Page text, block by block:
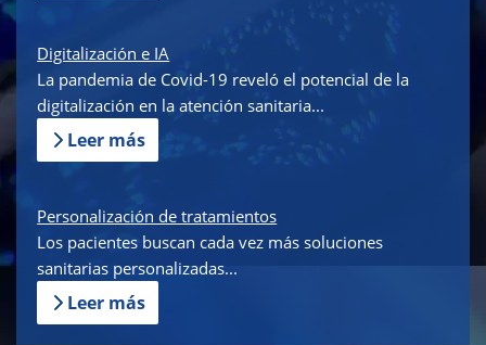
Digitalización e IA
La pandemia de Covid-19 reveló el potencial de la
digitalización en la atención sanitaria...
Leer más
Personalización de tratamientos
Los pacientes buscan cada vez más soluciones
sanitarias personalizadas...
Leer más